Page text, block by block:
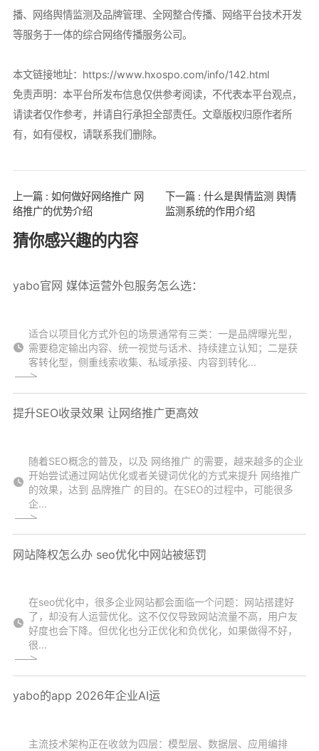
播、网络舆情监测及品牌管理、全网整合传播、网络平台技术开发
等服务于一体的综合网络传播服务公司。
本文链接地址： https://www.hxospo.com/info/142.html
免责声明：本平台所发布信息仅供参考阅读，不代表本平台观点，
请读者仅作参考，并请自行承担全部责任。文章版权归原作者所
有，如有侵权，请联系我们删除。
上一篇 : 如何做好网络推广 网
络推广的优势介绍
下一篇 : 什么是舆情监测 舆情
监测系统的作用介绍
猜你感兴趣的内容
yabo官网 媒体运营外包服务怎么选：
适合以项目化方式外包的场景通常有三类：一是品牌曝光型，
需要稳定输出内容、统一视觉与话术、持续建立认知；二是获
客转化型，侧重线索收集、私域承接、内容到转化...
提升SEO收录效果 让网络推广更高效
随着SEO概念的普及，以及 网络推广 的需要，越来越多的企业
开始尝试通过网站优化或者关键词优化的方式来提升 网络推广
的效果，达到 品牌推广 的目的。在SEO的过程中，可能很多
企...
网站降权怎么办 seo优化中网站被惩罚
在seo优化中，很多企业网站都会面临一个问题：网站搭建好
了，却没有人运营优化。这不仅仅导致网站流量不高，用户友
好度也会下降。但优化也分正优化和负优化，如果做得不好，
很...
yabo的app 2026年企业AI运
主流技术架构正在收敛为四层：模型层、数据层、应用编排